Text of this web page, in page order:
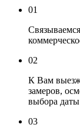
01
02
К Вам
замеров,
выбора
03